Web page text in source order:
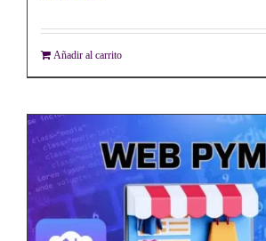
Añadir al carrito